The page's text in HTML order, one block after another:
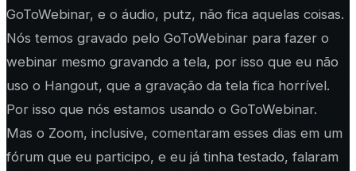
GoToWebinar, e o áudio, putz, não fica aquelas coisas.
Nós temos gravado pelo GoToWebinar para fazer o
webinar mesmo gravando a tela, por isso que eu não
uso o Hangout, que a gravação da tela fica horrível.
Por isso que nós estamos usando o GoToWebinar.
Mas o Zoom, inclusive, comentaram esses dias em um
fórum que eu participo, e eu já tinha testado, falaram